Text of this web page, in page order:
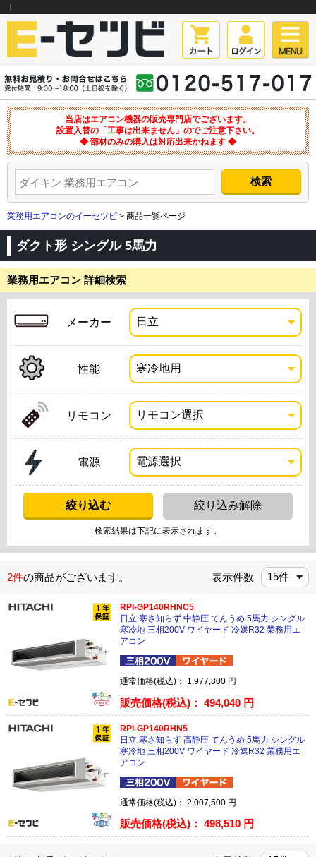
当店はエアコン機器の販売専門店でございます。
設置入替の「工事は出来ません」のでご注意下さい。
◆ 部材のみの購入は対応出来かねます ◆
業務用エアコンのイーセツビ > 商品一覧ページ
ダクト形 シングル 5馬力
業務用エアコン 詳細検索
メーカー
性能
リモコン
電源
検索結果は下記に表示されます。
2件の商品がございます。 表示件数
RPI-GP140RHNC5
日立 寒さ知らず 中静圧 てんうめ 5馬力 シングル
寒冷地 三相200V ワイヤード 冷媒R32 業務用エ
アコン
通常価格(税込)： 1,977,800 円
販売価格(税込)：494,040 円
RPI-GP140RHN5
日立 寒さ知らず 高静圧 てんうめ 5馬力 シングル
寒冷地 三相200V ワイヤード 冷媒R32 業務用エ
アコン
通常価格(税込)：2,007,500 円
販売価格(税込)：498,510 円